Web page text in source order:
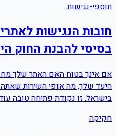
תוספי-נגישות
חובות הנגישות
בסיסי להבנת החוק
אם אינך בטוח האם האתר שלך
היעד שלך, מה אופי השירות
בישראל. זו נקודת פתיחה טובה עוד
חקיקה